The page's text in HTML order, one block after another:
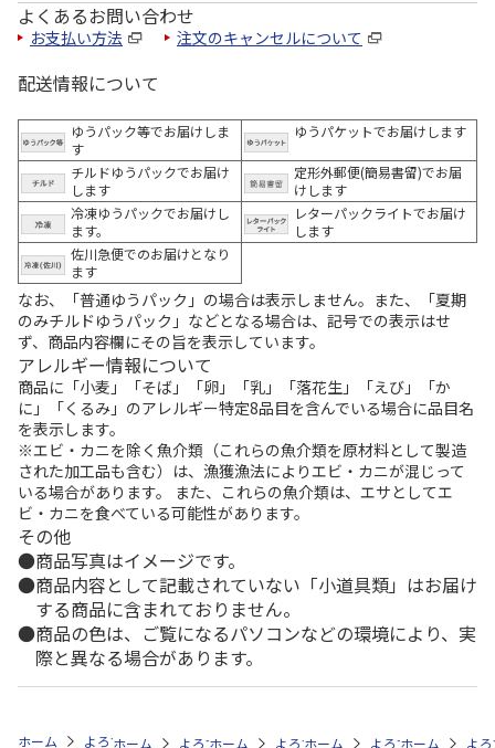
よくあるお問い合わせ
お支払い方法 注文のキャンセルについて
配送情報について
ゆうパック等でお届けしま
す
ゆうパケットでお届けします
チルドゆうパックでお届け
します
定形外郵便(簡易書留)でお届
けします
冷凍ゆうパックでお届けし
ます。
レターパックライトでお届け
します
佐川急便でのお届けとなり
ます
なお、「普通ゆうパック」の場合は表示しません。また、「夏期
のみチルドゆうパック」などとなる場合は、記号での表示はせ
ず、商品内容欄にその旨を表示しています。
アレルギー情報について
商品に「小麦」「そば」「卵」「乳」「落花生」「えび」「か
に」「くるみ」のアレルギー特定8品目を含んでいる場合に品目名
を表示します。
※エビ・カニを除く魚介類（これらの魚介類を原材料として製造
された加工品も含む）は、漁獲漁法によりエビ・カニが混じって
いる場合があります。 また、これらの魚介類は、エサとしてエ
ビ・カニを食べている可能性があります。
その他
商品写真はイメージです。
商品内容として記載されていない「小道具類」はお届け
する商品に含まれておりません。
商品の色は、ご覧になるパソコンなどの環境により、実
際と異なる場合があります。
ホーム よろずや・百市 100～199円グッズ キッチン お弁当用品
ホーム よろずや・百市 日用雑貨・お役立ちグッズ
ホーム よろずや・百市 レジャー・アウ
ホーム よろずや・百市
ホーム よ